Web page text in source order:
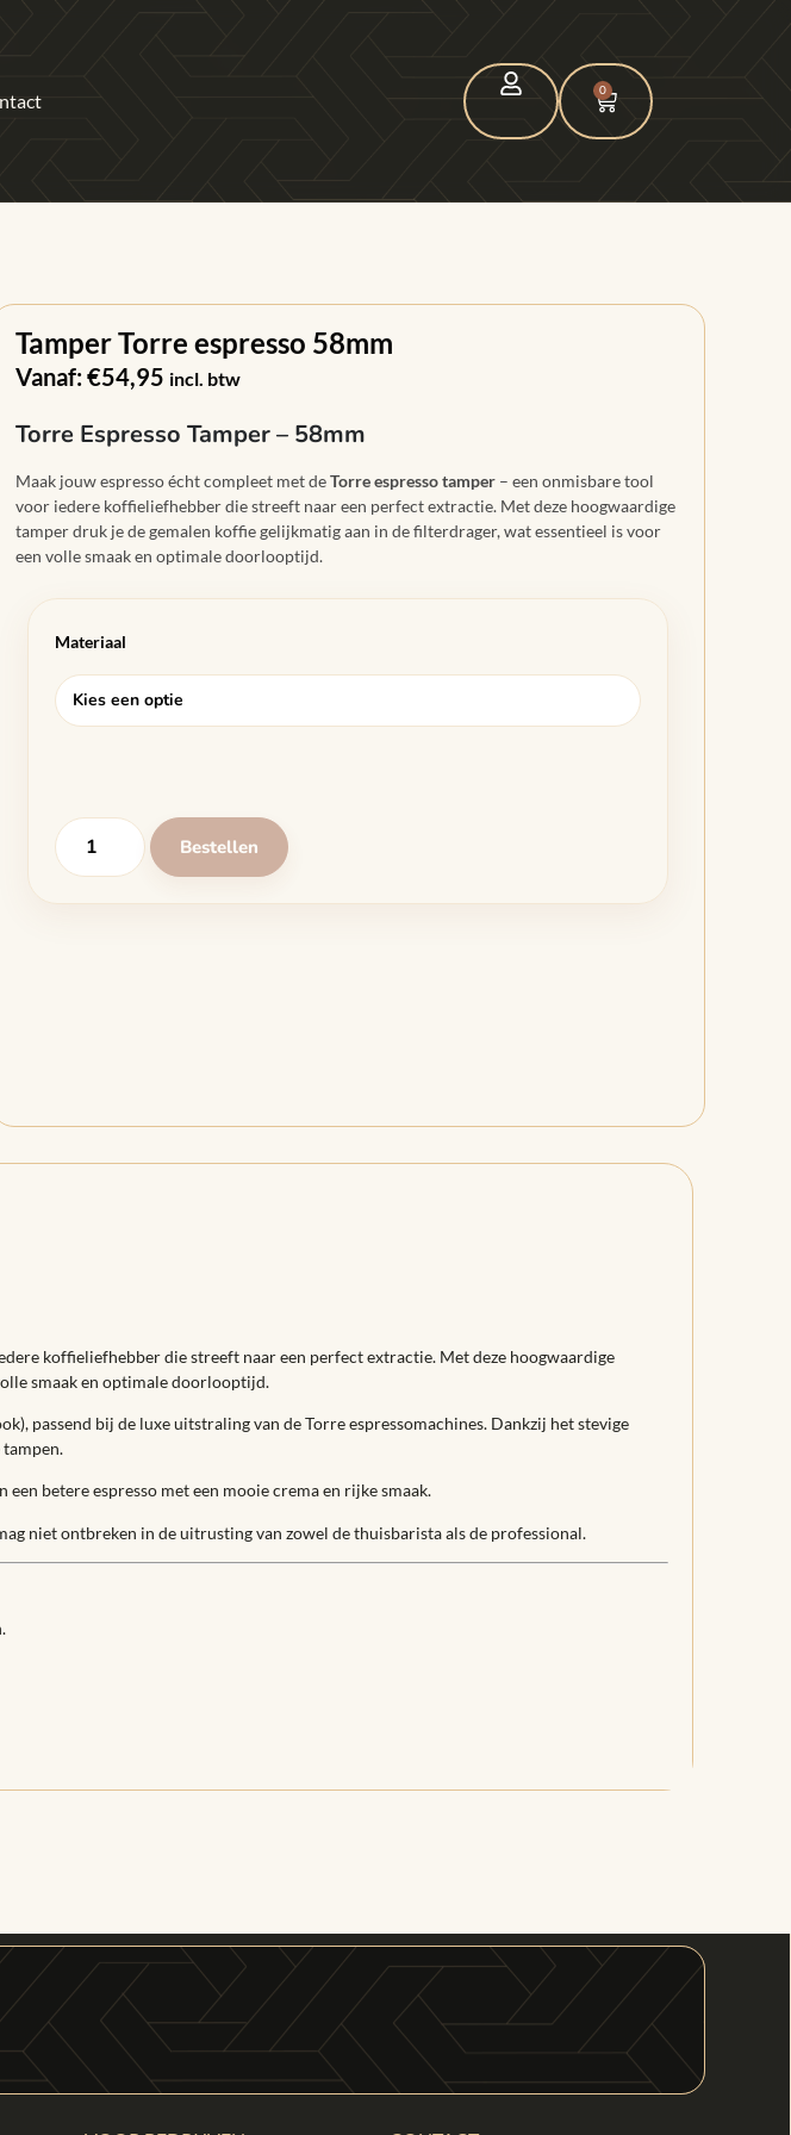
0
Tamper Torre espresso 58mm
Vanaf:€54,95 incl. btw
Torre Espresso Tamper – 58mm
Maak jouw espresso écht compleet met deTorre espresso tamper – een onmisbare tool
voor iedere koffieliefhebber die streeft naar een perfect extractie. Met deze hoogwaardige
tamper druk je de gemalen koffie gelijkmatig aan in de filterdrager, wat essentieel is voor
een volle smaak en optimale doorlooptijd.
Materiaal
Bestellen
koffieliefhebber die streeft naar een perfect extractie. Met deze hoogwaardige
smaak en optimale doorlooptijd.
passend bij de luxe uitstraling van de Torre espressomachines. Dankzij het stevige
betere espresso met een mooie crema en rijke smaak.
niet ontbreken in de uitrusting van zowel de thuisbarista als de professional.